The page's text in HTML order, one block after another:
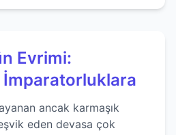
Evrimi:
ancak karmaşık
eden devasa çok